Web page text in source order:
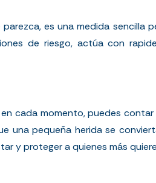
es una medida sencilla
de riesgo, actúa con
cada momento, puedes
una pequeña herida se
y proteger a quienes más